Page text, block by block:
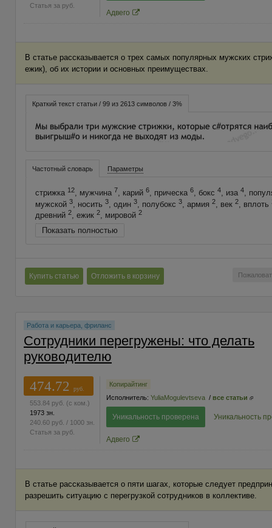
Статья за руб.
Адвего
В статье рассказывается о трех самых популярных мужских
ежик), об их истории и основных преимуществах.
Краткий текст статьи / 99 из 2613 символов / 3%
Частотный словарь Параметры
стрижка 12, мужчина 7, карий 6, прическа 6, бокс 4, иза 4,
мужской 3, носить 3, один 3, полубокс 3, армия 2, век 2, вплоть
древний 2, ежик 2, мировой 2
Показать полностью
Купить статью Отложить в корзину
Работа и карьера, фриланс
Сотрудники перегружены: что делать
руководителю
474.72
руб.
553.84 руб. (с ком.)
1973 зн.
240.60 руб. / 1000 зн.
Статья за руб.
Копирайтинг
Исполнитель: YuliaMogulevtseva / все статьи
Уникальность проверена Уникальность
Адвего
В статье рассказывается о пяти шагах, которые следует
разрешить ситуацию с перегрузкой сотрудников в коллективе.